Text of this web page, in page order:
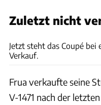
Zuletzt nicht
Jetzt steht das Coupé
Verkauf.
Frua verkaufte seine
V-1471 nach der